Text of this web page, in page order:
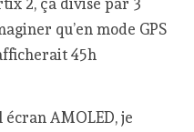
2, ça divise par 3
qu’en mode GPS
45h
AMOLED, je